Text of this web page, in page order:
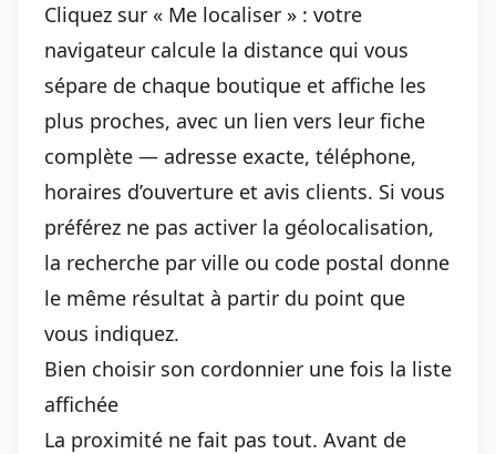
Cliquez sur « Me localiser » : votre
navigateur calcule la distance qui vous
sépare de chaque boutique et affiche les
plus proches, avec un lien vers leur fiche
complète — adresse exacte, téléphone,
horaires d’ouverture et avis clients. Si vous
préférez ne pas activer la géolocalisation,
la recherche par ville ou code postal donne
le même résultat à partir du point que
vous indiquez.
Bien choisir son cordonnier une fois la liste
affichée
La proximité ne fait pas tout. Avant de